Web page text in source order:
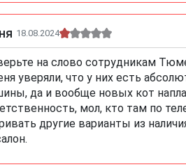
18.08.2024
на слово сотрудникам
уверяли, что у них есть
да и вообще новых кот
мол, кто там по
другие варианты из